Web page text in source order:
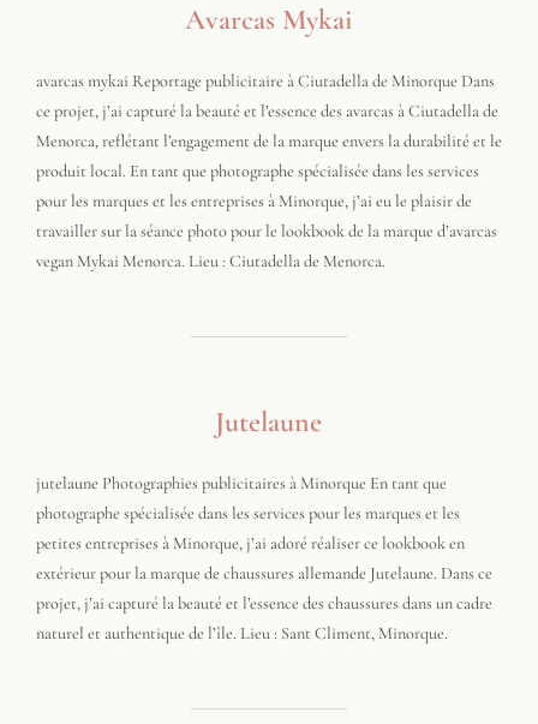
Avarcas Mykai
avarcas mykai Reportage publicitaire à Ciutadella de Minorque Dans
ce projet, j’ai capturé la beauté et l’essence des avarcas à Ciutadella de
Menorca, reflétant l’engagement de la marque envers la durabilité et le
produit local. En tant que photographe spécialisée dans les services
pour les marques et les entreprises à Minorque, j’ai eu le plaisir de
travailler sur la séance photo pour le lookbook de la marque d’avarcas
vegan Mykai Menorca. Lieu : Ciutadella de Menorca.
Jutelaune
jutelaune Photographies publicitaires à Minorque En tant que
photographe spécialisée dans les services pour les marques et les
petites entreprises à Minorque, j’ai adoré réaliser ce lookbook en
extérieur pour la marque de chaussures allemande Jutelaune. Dans ce
projet, j’ai capturé la beauté et l’essence des chaussures dans un cadre
naturel et authentique de l’île. Lieu : Sant Climent, Minorque.